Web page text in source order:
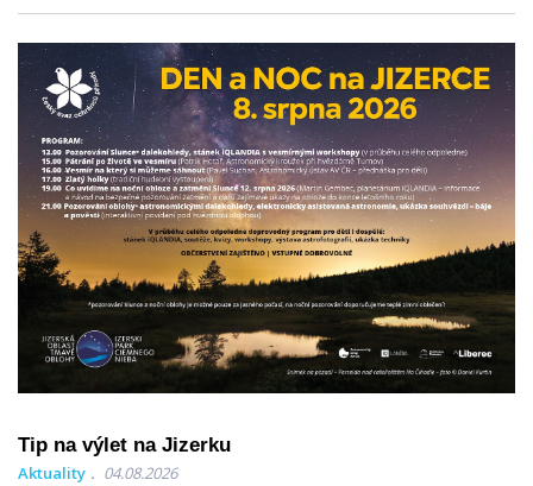
Tip na výlet na Jizerku
Aktuality 04.08.2026